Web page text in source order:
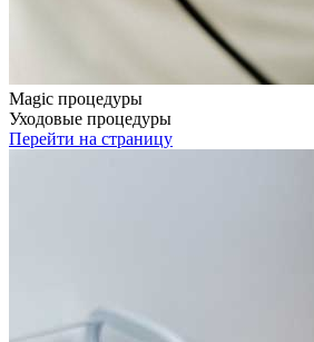
Magic процедуры
Уходовые процедуры
Перейти на страницу